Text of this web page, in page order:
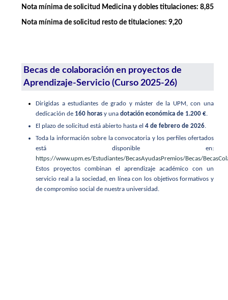
Nota mínima de solicitud Medicina y dobles titulaciones: 8,85
Nota mínima de solicitud resto de titulaciones: 9,20
Becas de colaboración en proyectos de
Aprendizaje-Servicio (Curso 2025-26)
Dirigidas a estudiantes de grado y máster de la UPM, con una
dedicación de 160 horas y una dotación económica de 1.200 €
El plazo de solicitud está abierto hasta el 4 de febrero de 2026.
Toda la información sobre la convocatoria y los perfiles ofertados
está disponible en:
https://www.upm.es/Estudiantes/BecasAyudasPremios/Becas/
Estos proyectos combinan el aprendizaje académico con un
servicio real a la sociedad, en línea con los objetivos formativos y
de compromiso social de nuestra universidad.